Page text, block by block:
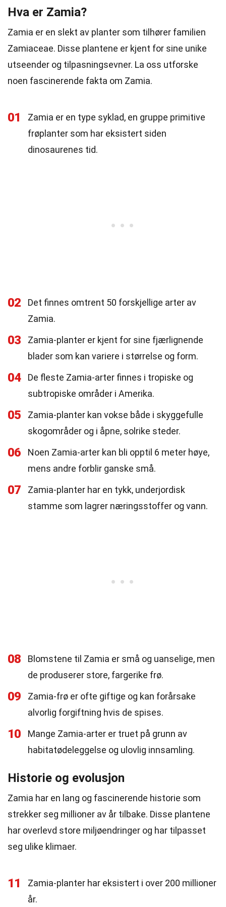
Hva er Zamia?
Zamia er en slekt av planter som tilhører familien
Zamiaceae. Disse plantene er kjent for sine unike
utseender og tilpasningsevner. La oss utforske
noen fascinerende fakta om Zamia.
01
Zamia er en type syklad, en gruppe primitive
frøplanter som har eksistert siden
dinosaurenes tid.
02
Det finnes omtrent 50 forskjellige arter av
Zamia.
03
Zamia-planter er kjent for sine fjærlignende
blader som kan variere i størrelse og form.
04
De fleste Zamia-arter finnes i tropiske og
subtropiske områder i Amerika.
05
Zamia-planter kan vokse både i skyggefulle
skogområder og i åpne, solrike steder.
06
Noen Zamia-arter kan bli opptil 6 meter høye,
mens andre forblir ganske små.
07
Zamia-planter har en tykk, underjordisk
stamme som lagrer næringsstoffer og vann.
08
Blomstene til Zamia er små og uanselige, men
de produserer store, fargerike frø.
09
Zamia-frø er ofte giftige og kan forårsake
alvorlig forgiftning hvis de spises.
10
Mange Zamia-arter er truet på grunn av
habitatødeleggelse og ulovlig innsamling.
Historie og evolusjon
Zamia har en lang og fascinerende historie som
strekker seg millioner av år tilbake. Disse plantene
har overlevd store miljøendringer og har tilpasset
seg ulike klimaer.
11
Zamia-planter har eksistert i over 200 millioner
år.